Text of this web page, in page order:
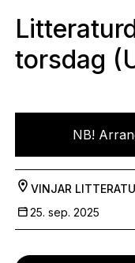
torsdag
NB!
VINJAR
25. sep. 2025